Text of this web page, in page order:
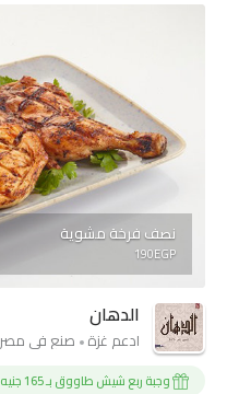
نصف فرخة مشوية
190EGP
الدهان
ادعم غزة صنع فى مصر
وجبة ربع شيش طاووق بـ 165 جنيه